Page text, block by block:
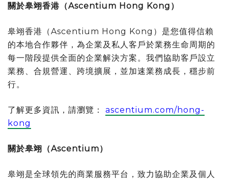
關於皋翊香港（Ascentium Hong Kong ）
皋翊香港（Ascentium Hong Kong）是您值得信賴
的本地合作夥伴，為企業及私人客戶於業務生命周期的
每一階段提供全面的企業解決方案。我們協助客戶設立
業務、合規營運、跨境擴展，並加速業務成長，穩步前
行。
了解更多資訊，請瀏覽： ascentium.com/hong-
kong
關於皋翊（Ascentium）
皋翊是全球領先的商業服務平台，致力協助企業及個人